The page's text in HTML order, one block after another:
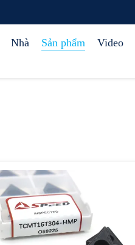
Nhà Sản phẩm Video